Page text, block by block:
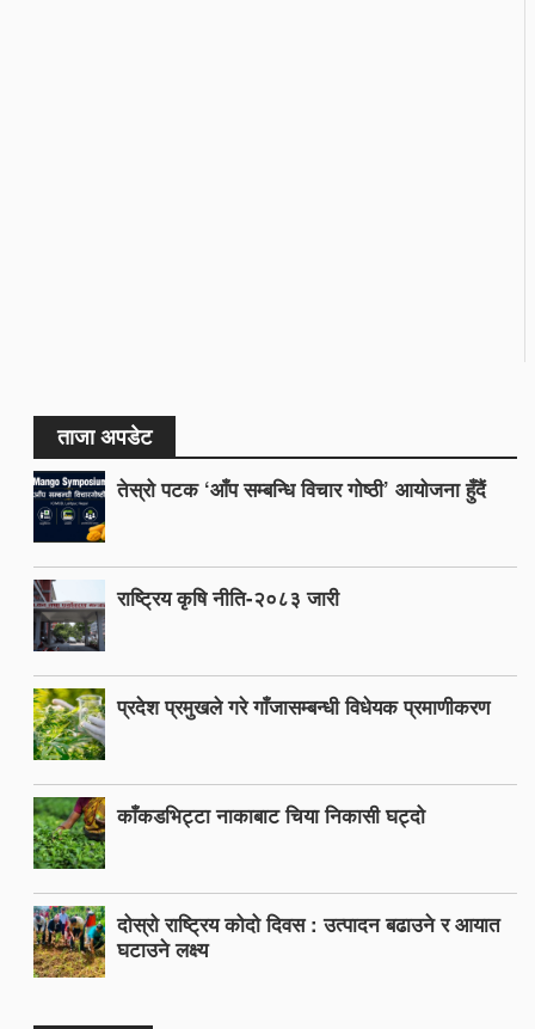
ताजा अपडेट
तेस्रो पटक ‘आँप सम्बन्धि विचार गोष्ठी’ आयोजना हुँदैं
राष्ट्रिय कृषि नीति-२०८३ जारी
प्रदेश प्रमुखले गरे गाँजासम्बन्धी विधेयक प्रमाणीकरण
काँकडभिट्टा नाकाबाट चिया निकासी घट्दो
दोस्रो राष्ट्रिय कोदो दिवस : उत्पादन बढाउने र आयात
घटाउने लक्ष्य